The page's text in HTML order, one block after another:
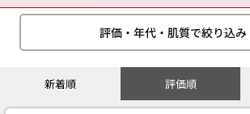
評価・年代・肌質で絞り込み
新着順 評価順